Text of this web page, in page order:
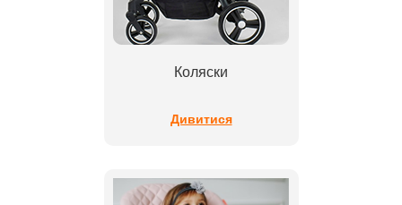
Коляски
Дивитися